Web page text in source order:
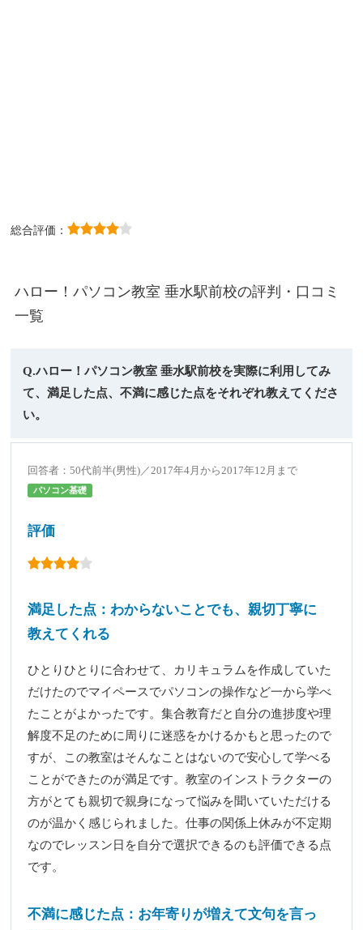
総合評価：
ハロー！パソコン教室 垂水駅前校の評判・口コミ
一覧
Q.ハロー！パソコン教室 垂水駅前校を実際に利用してみ
て、満足した点、不満に感じた点をそれぞれ教えてくださ
い。
回答者：50代前半(男性)／2017年4月から2017年12月まで
パソコン基礎
評価
満足した点：わからないことでも、親切丁寧に
教えてくれる
ひとりひとりに合わせて、カリキュラムを作成していた
だけたのでマイペースでパソコンの操作など一から学べ
たことがよかったです。集合教育だと自分の進捗度や理
解度不足のために周りに迷惑をかけるかもと思ったので
すが、この教室はそんなことはないので安心して学べる
ことができたのが満足です。教室のインストラクターの
方がとても親切で親身になって悩みを聞いていただける
のが温かく感じられました。仕事の関係上休みが不定期
なのでレッスン日を自分で選択できるのも評価できる点
です。
不満に感じた点：お年寄りが増えて文句を言っ